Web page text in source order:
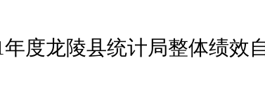
年度龙陵县统计局整体绩效